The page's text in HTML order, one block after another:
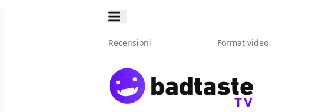
Recensioni Format video
TV